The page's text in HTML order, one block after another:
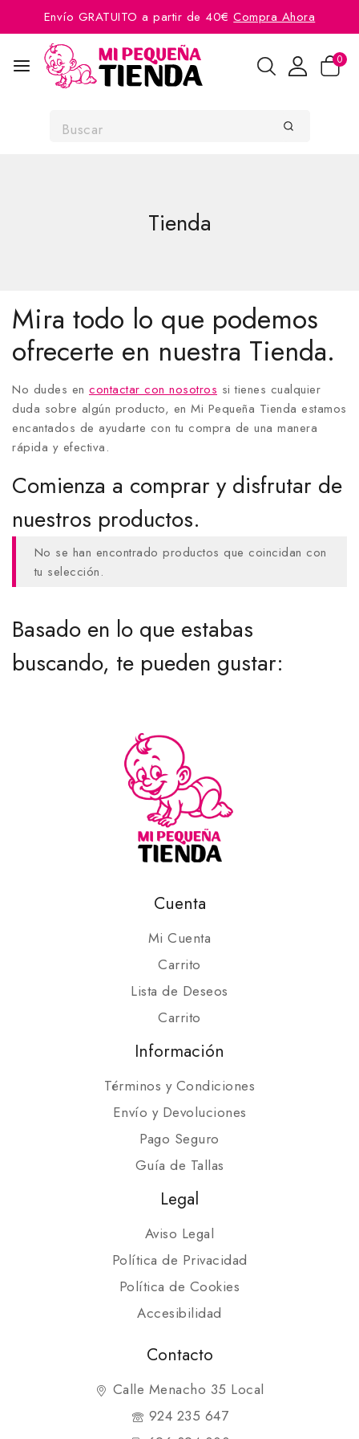
Envío GRATUITO a partir de 40€Compra Ahora
0
Tienda
Mira todo lo que podemos
ofrecerte en nuestra Tienda.
No dudes en contactar con nosotros si tienes cualquier
duda sobre algún producto, en Mi Pequeña Tienda estamos
encantados de ayudarte con tu compra de una manera
rápida y efectiva.
Comienza a comprar y disfrutar de
nuestros productos.
No se han encontrado productos que coincidan con
tu selección.
Basado en lo que estabas
buscando, te pueden gustar:
Cuenta
Mi Cuenta
Carrito
Lista de Deseos
Carrito
Información
Términos y Condiciones
Envío y Devoluciones
Pago Seguro
Guía de Tallas
Legal
Aviso Legal
Política de Privacidad
Política de Cookies
Accesibilidad
Contacto
Calle Menacho 35 Local
924 235 647